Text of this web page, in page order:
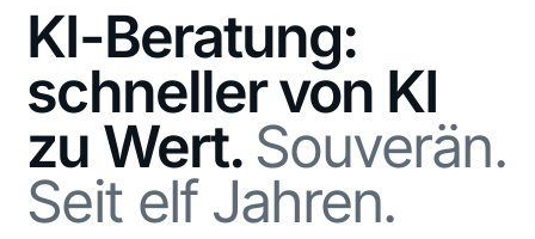
KI-Beratung:
schneller von KI
zu Wert. Souverän.
Seit elf Jahren.